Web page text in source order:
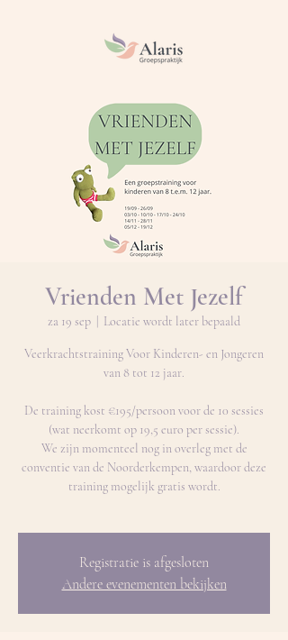
Vrienden Met Jezelf
za 19 sep Locatie wordt later bepaald
Veerkrachtstraining Voor Kinderen- en Jongeren
van 8 tot 12 jaar.
De training kost €195/persoon voor de 10 sessies
(wat neerkomt op 19,5 euro per sessie).
We zijn momenteel nog in overleg met de
conventie van de Noorderkempen, waardoor deze
training mogelijk gratis wordt.
Registratie is afgesloten
Andere evenementen bekijken